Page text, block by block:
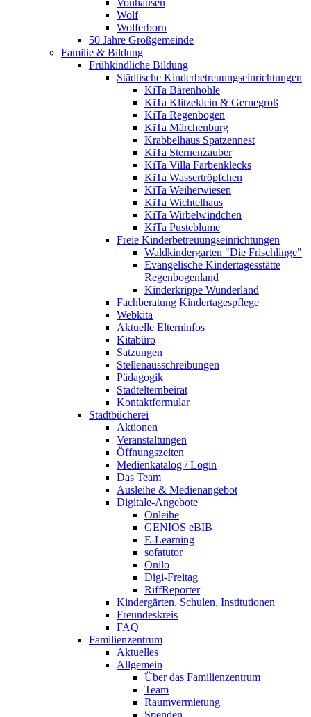
Vonhausen
Wolf
Wolferborn
50 Jahre Großgemeinde
Familie & Bildung
Frühkindliche Bildung
Städtische Kinderbetreuungseinrichtungen
KiTa Bärenhöhle
KiTa Klitzeklein & Gernegroß
KiTa Regenbogen
KiTa Märchenburg
Krabbelhaus Spatzennest
KiTa Sternenzauber
KiTa Villa Farbenklecks
KiTa Wassertröpfchen
KiTa Weiherwiesen
KiTa Wichtelhaus
KiTa Wirbelwindchen
KiTa Pusteblume
Freie Kinderbetreuungseinrichtungen
Waldkindergarten "Die Frischlinge"
Evangelische Kindertagesstätte
Regenbogenland
Kinderkrippe Wunderland
Fachberatung Kindertagespflege
Webkita
Aktuelle Elterninfos
Kitabüro
Satzungen
Stellenausschreibungen
Pädagogik
Stadtelternbeirat
Kontaktformular
Stadtbücherei
Aktionen
Veranstaltungen
Öffnungszeiten
Medienkatalog / Login
Das Team
Ausleihe & Medienangebot
Digitale-Angebote
Onleihe
GENIOS eBIB
E-Learning
sofatutor
Onilo
Digi-Freitag
RiffReporter
Kindergärten, Schulen, Institutionen
Freundeskreis
FAQ
Familienzentrum
Aktuelles
Allgemein
Über das Familienzentrum
Team
Raumvermietung
Spenden